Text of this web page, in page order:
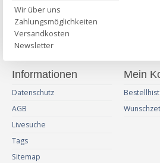
Wir über uns
Zahlungsmöglichkeiten
Versandkosten
Newsletter
Informationen
Datenschutz
AGB
Livesuche
Tags
Sitemap
Mein